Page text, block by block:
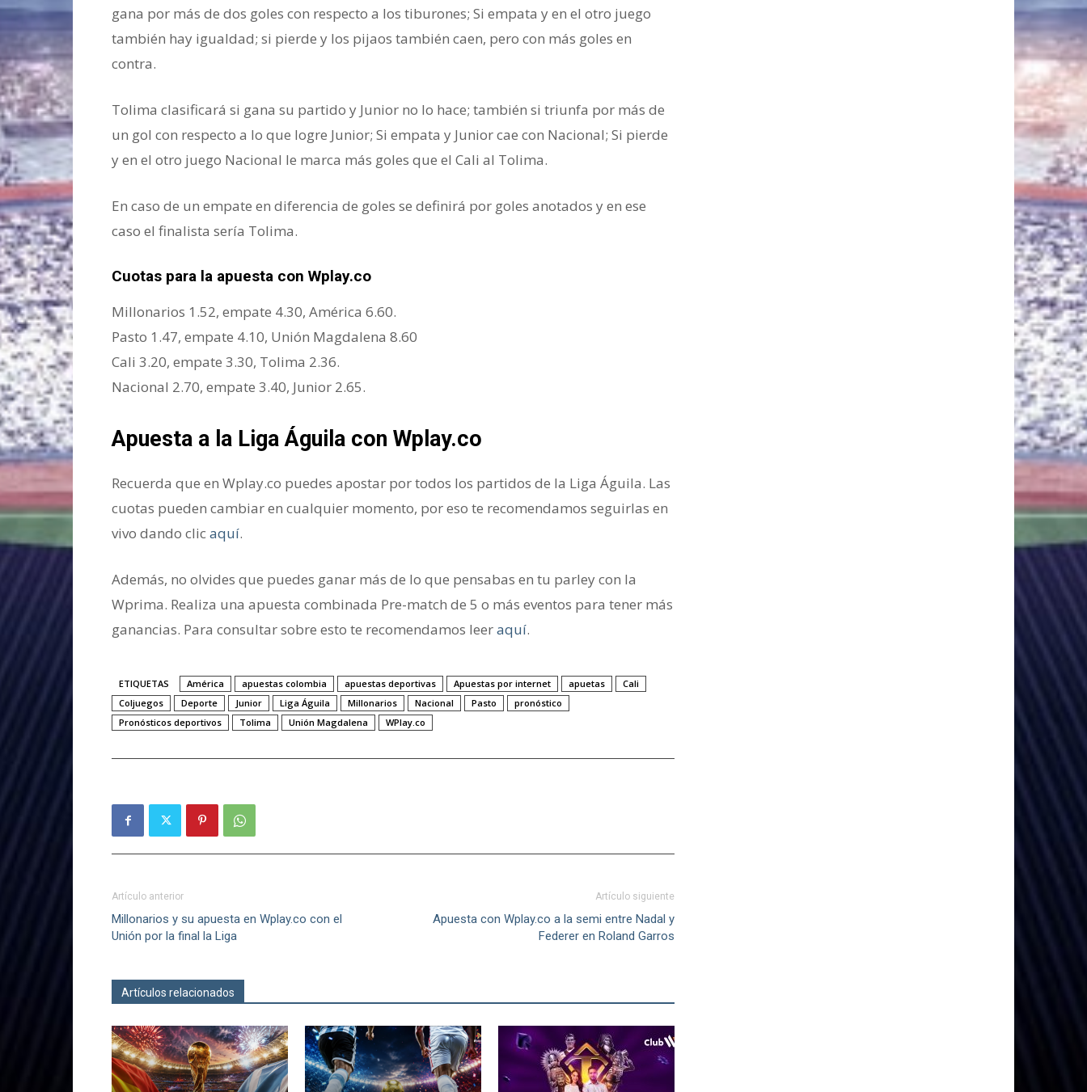
gana por más de dos goles con respecto a los tiburones; Si empata y en el otro juego
también hay igualdad; si pierde y los pijaos también caen, pero con más goles en
contra.
Tolima clasificará si gana su partido y Junior no lo hace; también si triunfa por más de
un gol con respecto a lo que logre Junior; Si empata y Junior cae con Nacional; Si pierde
y en el otro juego Nacional le marca más goles que el Cali al Tolima.
En caso de un empate en diferencia de goles se definirá por goles anotados y en ese
caso el finalista sería Tolima.
Cuotas para la apuesta con Wplay.co
Millonarios 1.52, empate 4.30, América 6.60.
Pasto 1.47, empate 4.10, Unión Magdalena 8.60
Cali 3.20, empate 3.30, Tolima 2.36.
Nacional 2.70, empate 3.40, Junior 2.65.
Apuesta a la Liga Águila con Wplay.co
Recuerda que en Wplay.co puedes apostar por todos los partidos de la Liga Águila. Las
cuotas pueden cambiar en cualquier momento, por eso te recomendamos seguirlas en
vivo dando clic aquí.
Además, no olvides que puedes ganar más de lo que pensabas en tu parley con la
Wprima. Realiza una apuesta combinada Pre-match de 5 o más eventos para tener más
ganancias. Para consultar sobre esto te recomendamos leeraquí.
ETIQUETAS América apuestas colombia apuestas deportivas Apuestas por internet apuetas
Cali
Coljuegos
Deporte Junior Liga Águila Millonarios Nacional Pasto
pronóstico
Pronósticos deportivos
Tolima Unión Magdalena WPlay.co
Artículo anterior
Millonarios y su apuesta en Wplay.co con el
Unión por la final la Liga
Artículo siguiente
Apuesta con Wplay.co a la semi entre Nadal y
Federer en Roland Garros
Artículos relacionados